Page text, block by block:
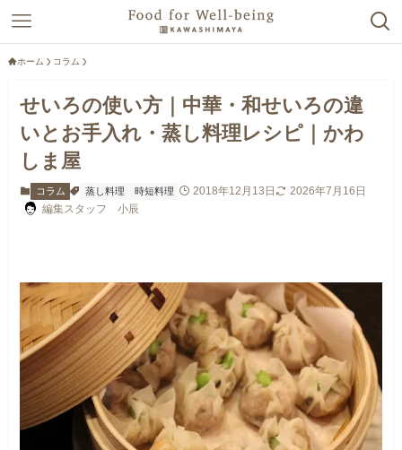
ホーム コラム
せいろの使い方｜中華・和せいろの違
いとお手入れ・蒸し料理レシピ｜かわ
しま屋
コラム 蒸し料理 時短料理 2018年12月13日
2026年7月16日
編集スタッフ 小辰